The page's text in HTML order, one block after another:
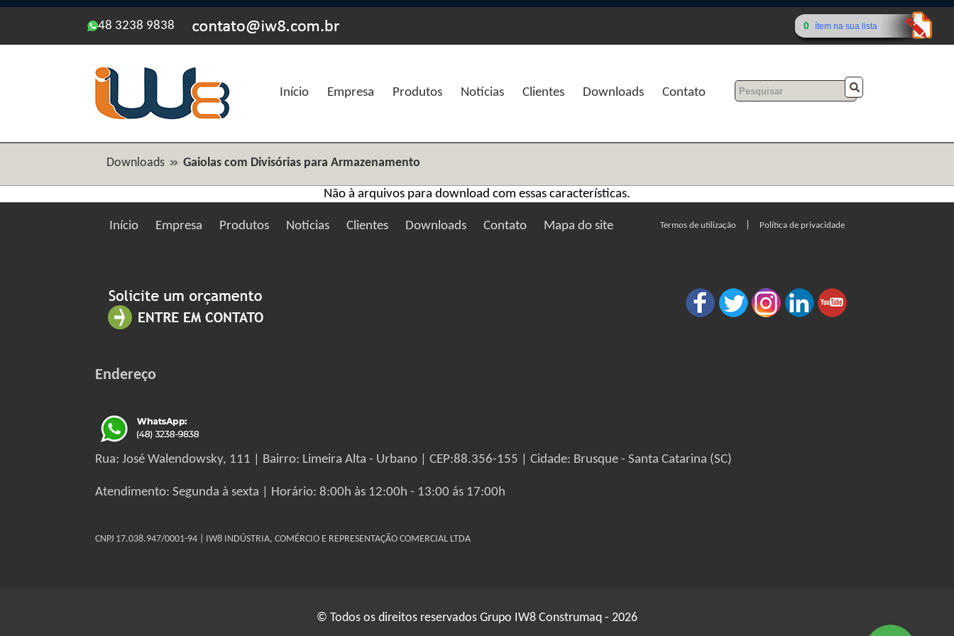
48 3238 9838 0 ítem na sua lista
Início Empresa Produtos Notícias Clientes Downloads Contato
Downloads Gaiolas com Divisórias para Armazenamento
Não à arquivos para download com essas características.
Início Empresa Produtos Notícias Clientes Downloads Contato Mapa do site Termos de utilização Política de privacidade
Endereço
Rua: José Walendowsky, 111 | Bairro: Limeira Alta - Urbano | CEP:88.356-155 | Cidade: Brusque - Santa Catarina (SC)
Atendimento: Segunda à sexta | Horário: 8:00h às 12:00h - 13:00 ás 17:00h
CNPJ 17.038.947/0001-94 | IW8 INDÚSTRIA, COMÉRCIO E REPRESENTAÇÃO COMERCIAL LTDA
© Todos os direitos reservados Grupo IW8 Construmaq - 2026